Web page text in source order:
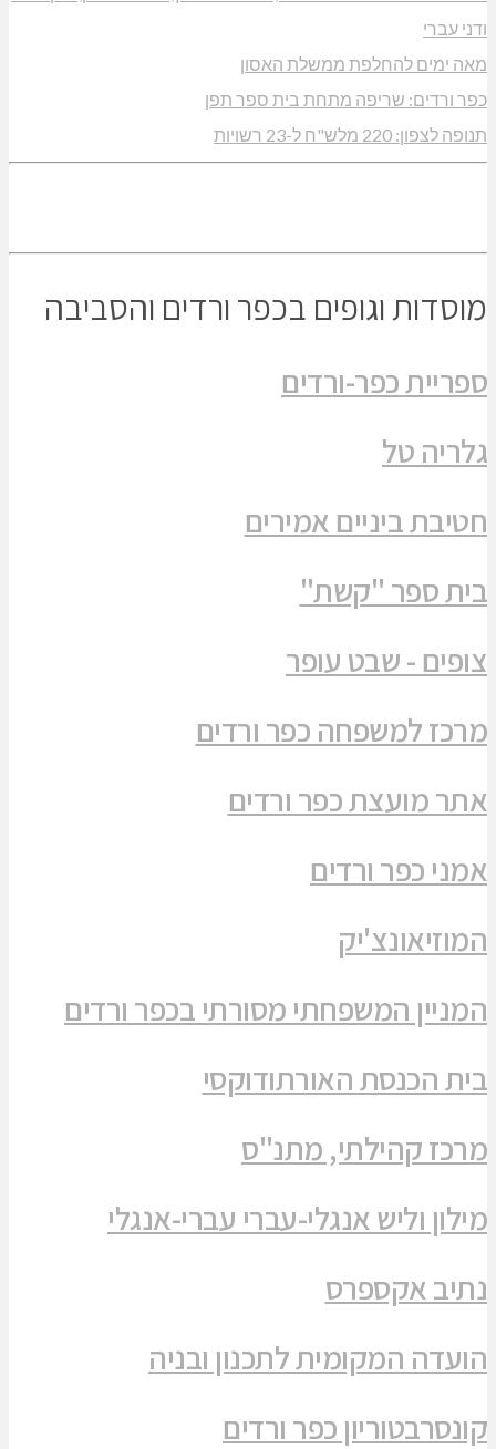
ודני עברי
מאה ימים להחלפת ממשלת האסון
כפר ורדים: שריפה מתחת בית ספר תפן
תנופה לצפון: 220 מלש"ח ל-23 רשויות
מוסדות וגופים בכפר ורדים והסביבה
ספריית כפר-ורדים
גלריה טל
חטיבת ביניים אמירים
בית ספר "קשת"
צופים - שבט עופר
מרכז למשפחה כפר ורדים
אתר מועצת כפר ורדים
אמני כפר ורדים
המוזיאונצ'יק
המניין המשפחתי מסורתי בכפר ורדים
בית הכנסת האורתודוקסי
מרכז קהילתי, מתנ"ס
מילון וליש אנגלי-עברי עברי-אנגלי
נתיב אקספרס
הועדה המקומית לתכנון ובניה
קונסרבטוריון כפר ורדים